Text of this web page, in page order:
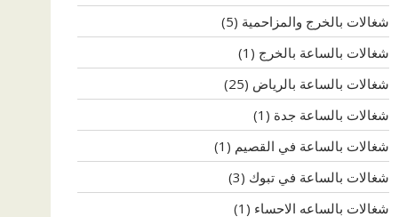
شغالات بالخرج والمزاحمية (5)
شغالات بالساعة بالخرج (1)
شغالات بالساعة بالرياض (25)
شغالات بالساعة جدة (1)
شغالات بالساعة في القصيم (1)
شغالات بالساعة في تبوك (3)
شغالات بالساعه الاحساء (1)